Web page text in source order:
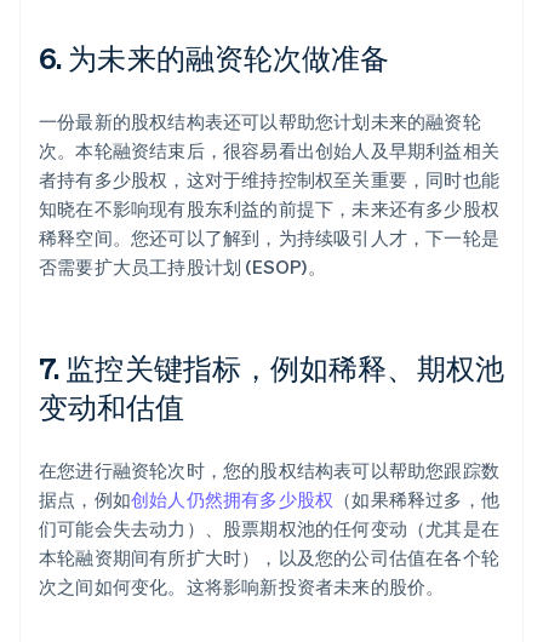
6. 为未来的融资轮次做准备
一份最新的股权结构表还可以帮助您计划未来的融资轮
次。本轮融资结束后，很容易看出创始人及早期利益相关
者持有多少股权，这对于维持控制权至关重要，同时也能
知晓在不影响现有股东利益的前提下，未来还有多少股权
稀释空间。您还可以了解到，为持续吸引人才，下一轮是
否需要扩大员工持股计划 (ESOP)。
7. 监控关键指标，例如稀释、期权池
变动和估值
在您进行融资轮次时，您的股权结构表可以帮助您跟踪数
据点，例如创始人仍然拥有多少股权 （如果稀释过多，他
们可能会失去动力）、股票期权池的任何变动（尤其是在
本轮融资期间有所扩大时），以及您的公司估值在各个轮
次之间如何变化。这将影响新投资者未来的股价。